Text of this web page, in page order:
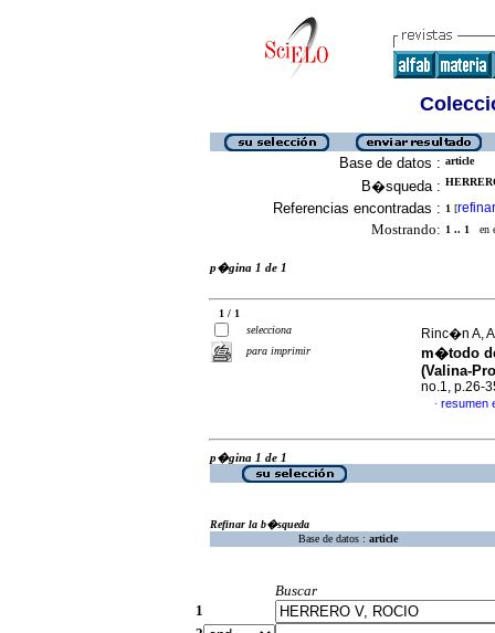
Base de datos : article
B�squeda :
Referencias encontradas : 1 [refinar
Mostrando: 1 .. 1 en
p�gina 1 de 1
1 / 1
selecciona
para imprimir
Rinc�n A,
m�todo
(Valina-
no.1, p.26-
· resumen
p�gina 1 de 1
Refinar la b�squeda
Base de datos : article
Buscar
1